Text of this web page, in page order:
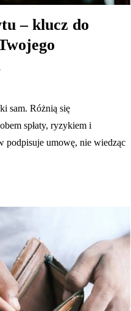
– klucz do
sam. Różnią się
spłaty, ryzykiem i
podpisuje umowę, nie wiedząc